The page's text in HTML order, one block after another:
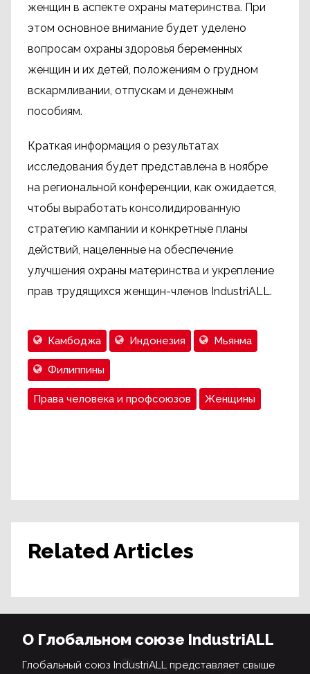
женщин в аспекте охраны материнства. При
этом основное внимание будет уделено
вопросам охраны здоровья беременных
женщин и их детей, положениям о грудном
вскармливании, отпускам и денежным
пособиям.
Краткая информация о результатах
исследования будет представлена в ноябре
на региональной конференции, как ожидается,
чтобы выработать консолидированную
стратегию кампании и конкретные планы
действий, нацеленные на обеспечение
улучшения охраны материнства и укрепление
прав трудящихся женщин-членов IndustriALL.
Камбоджа Индонезия Мьянма
Филиппины
Права человека и профсоюзов Женщины
Related Articles
О Глобальном союзе IndustriALL
Глобальный союз IndustriALL представляет свыше